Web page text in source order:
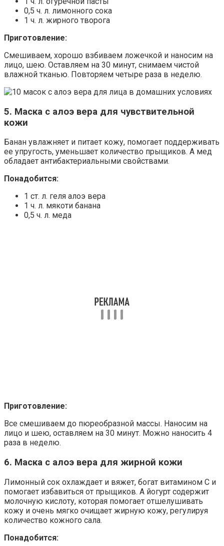
0,5 ч. л. лимонного сока
1 ч. л. жирного творога
Приготовление:
Смешиваем, хорошо взбиваем ложечкой и наносим на
лицо, шею. Оставляем на 30 минут, снимаем чистой
влажной тканью. Повторяем четыре раза в неделю.
5. Маска с алоэ вера для чувствительной
кожи
Банан увлажняет и питает кожу, помогает поддерживать
ее упругость, уменьшает количество прыщиков. А мед
обладает антибактериальными свойствами.
Понадобится:
1 ст. л. геля алоэ вера
1 ч. л. мякоти банана
0,5 ч. л. меда
Приготовление:
Все смешиваем до пюреобразной массы. Наносим на
лицо и шею, оставляем на 30 минут. Можно наносить 4
раза в неделю.
6. Маска с алоэ вера для жирной кожи
Лимонный сок охлаждает и вяжет, богат витамином С и
помогает избавиться от прыщиков. А йогурт содержит
молочную кислоту, которая помогает отшелушивать
кожу и очень мягко очищает жирную кожу, регулируя
количество кожного сала.
Понадобится: